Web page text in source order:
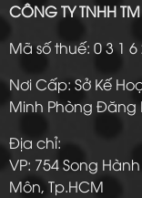
CÔNG TY TNHH
Mã số thuế: 0 3 1
Nơi Cấp: Sở Kế
Minh Phòng Đăng
Địa chỉ:
VP: 754 Song
Môn, Tp.HCM